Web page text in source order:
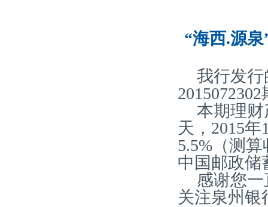
“海西.源
我行发行
本期理财
天，2015
5.5%（测
中国邮政储
感谢您
关注泉州银